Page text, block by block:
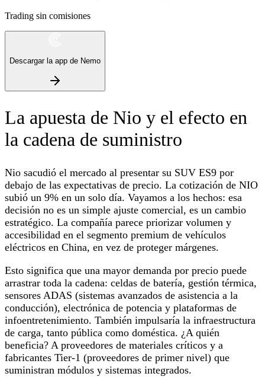
Trading sin comisiones
Descargar la app de Nemo
La apuesta de Nio y el efecto en
la cadena de suministro
Nio sacudió el mercado al presentar su SUV ES9 por
debajo de las expectativas de precio. La cotización de NIO
subió un 9% en un solo día. Vayamos a los hechos: esa
decisión no es un simple ajuste comercial, es un cambio
estratégico. La compañía parece priorizar volumen y
accesibilidad en el segmento premium de vehículos
eléctricos en China, en vez de proteger márgenes.
Esto significa que una mayor demanda por precio puede
arrastrar toda la cadena: celdas de batería, gestión térmica,
sensores ADAS (sistemas avanzados de asistencia a la
conducción), electrónica de potencia y plataformas de
infoentretenimiento. También impulsaría la infraestructura
de carga, tanto pública como doméstica. ¿A quién
beneficia? A proveedores de materiales críticos y a
fabricantes Tier‑1 (proveedores de primer nivel) que
suministran módulos y sistemas integrados.